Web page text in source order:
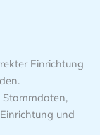
Einrichtung
Stammdaten,
und